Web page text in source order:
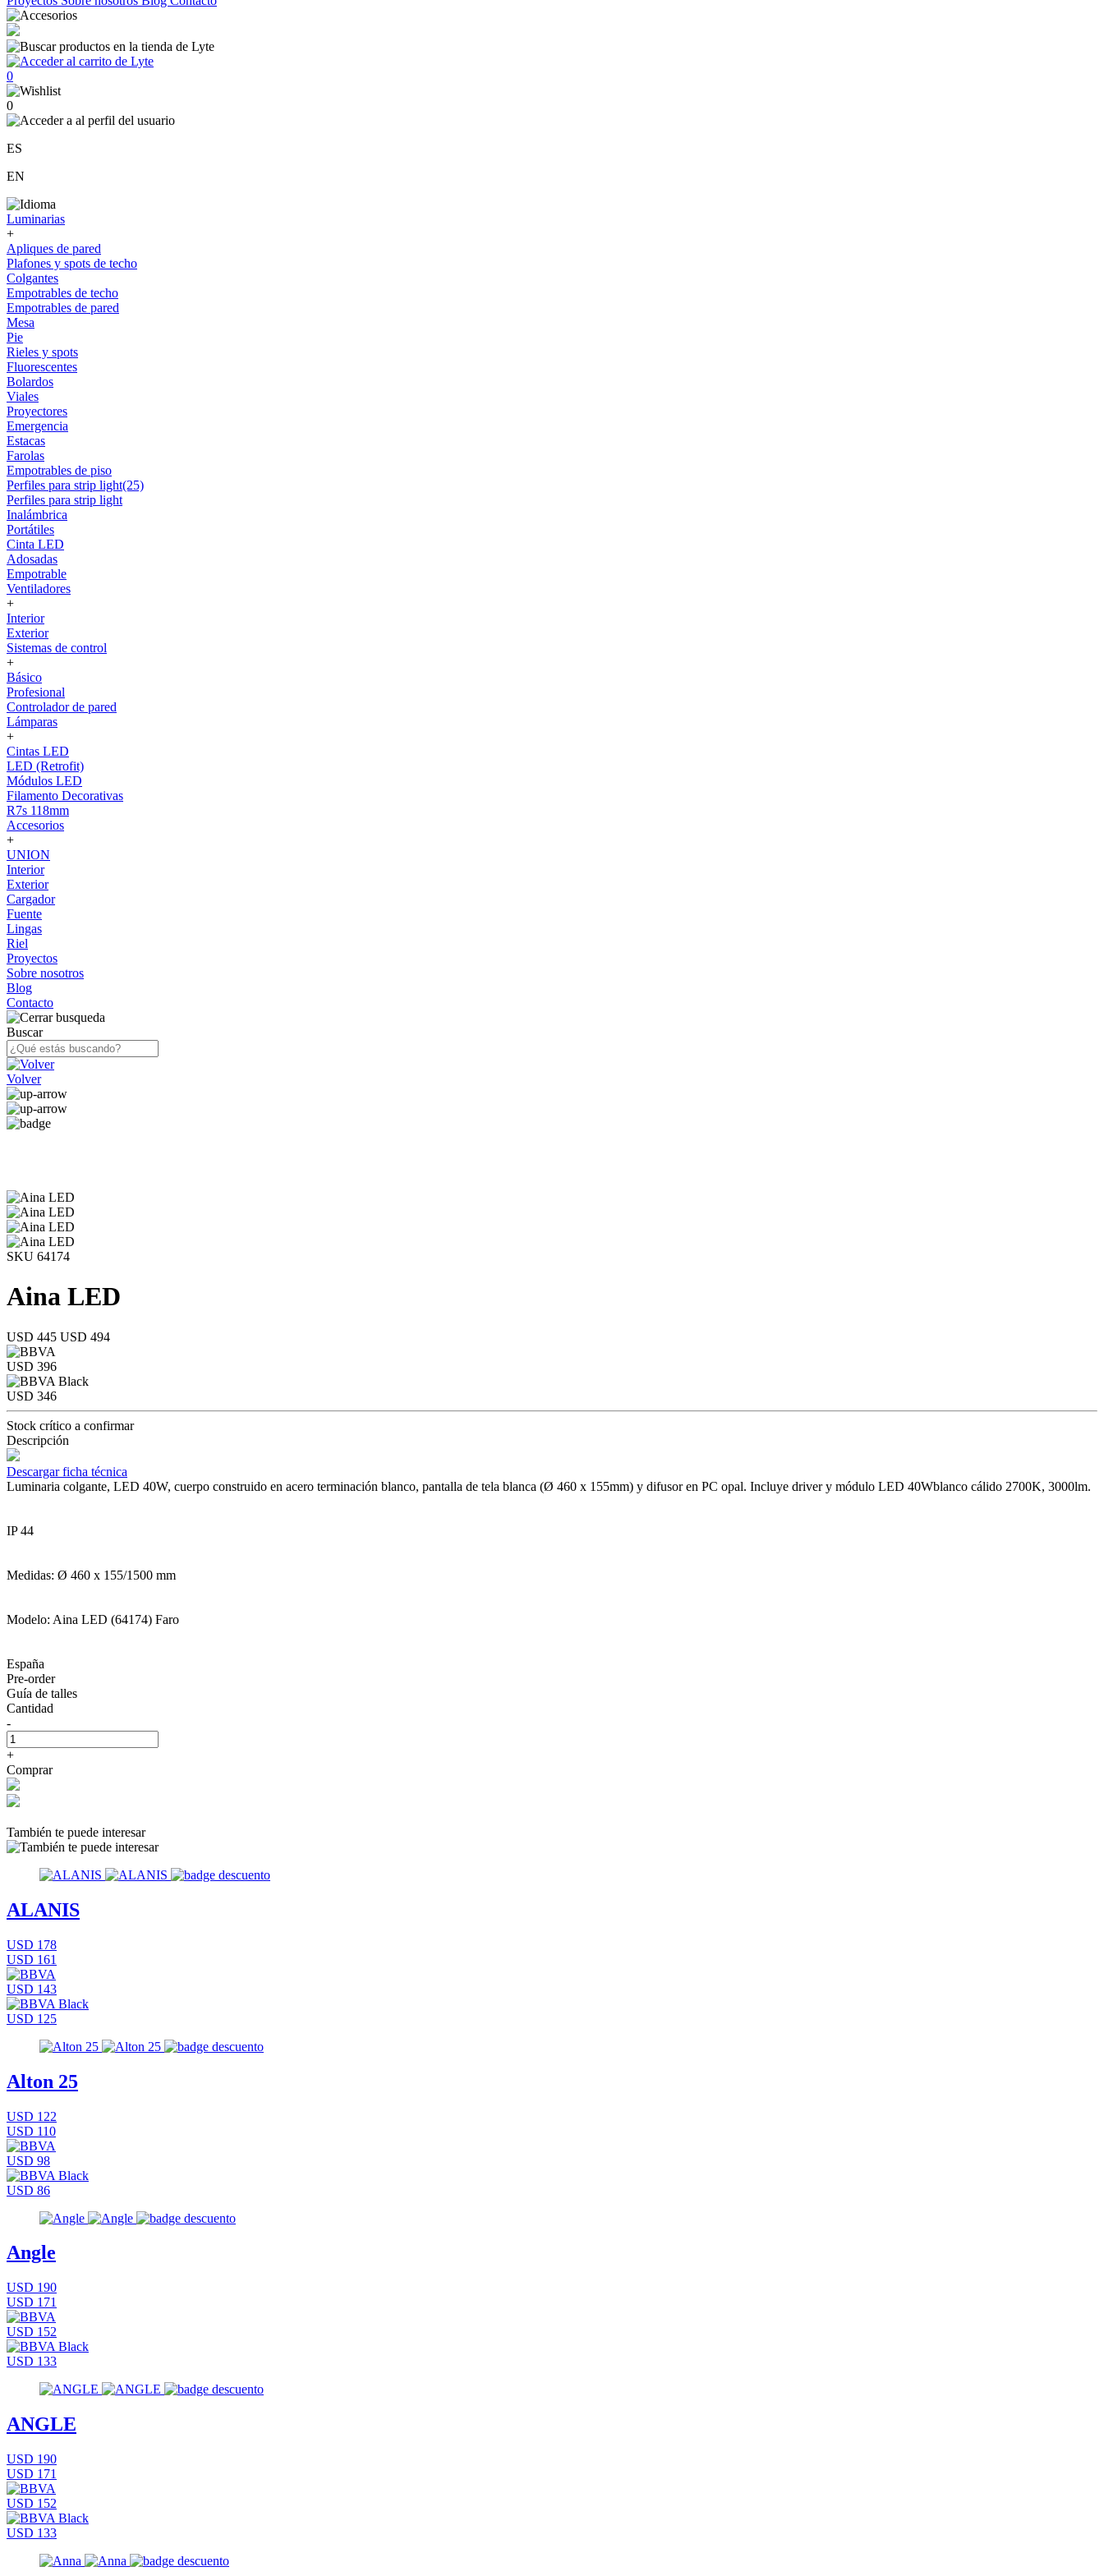
0
0
ES
EN
Luminarias
+
Apliques de pared
Plafones y spots de techo
Colgantes
Empotrables de techo
Empotrables de pared
Mesa
Pie
Rieles y spots
Fluorescentes
Bolardos
Viales
Proyectores
Emergencia
Estacas
Farolas
Empotrables de piso
Perfiles para strip light(25)
Perfiles para strip light
Inalámbrica
Portátiles
Cinta LED
Adosadas
Empotrable
Ventiladores
+
Interior
Exterior
Sistemas de control
+
Básico
Profesional
Controlador de pared
Lámparas
+
Cintas LED
LED (Retrofit)
Módulos LED
Filamento Decorativas
R7s 118mm
Accesorios
+
UNION
Interior
Exterior
Cargador
Fuente
Lingas
Riel
Proyectos
Sobre nosotros
Blog
Contacto
Buscar
Volver
SKU 64174
Aina LED
USD 445 USD 494
USD 396
USD 346
Stock crítico a confirmar
Descripción
Descargar ficha técnica
Luminaria colgante, LED 40W, cuerpo construido en acero terminación blanco, pantalla de tela blanca (Ø 460 x 155mm) y difusor en PC opal. Incluye driver y módulo LED 40Wblanco cálido 2700K, 3000lm.
IP 44
Medidas: Ø 460 x 155/1500 mm
Modelo: Aina LED (64174) Faro
España
Pre-order
Guía de talles
Cantidad
-
+
Comprar
También te puede interesar
ALANIS
USD 178
USD 161
USD 143
USD 125
Alton 25
USD 122
USD 110
USD 98
USD 86
Angle
USD 190
USD 171
USD 152
USD 133
ANGLE
USD 190
USD 171
USD 152
USD 133